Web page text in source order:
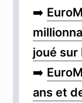
➡️
joué sur
➡️
ans et